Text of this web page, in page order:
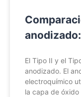
El Tipo II y el
anodizado. El
electroquímico
la capa de